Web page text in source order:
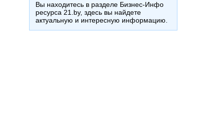
Вы находитесь в разделе Бизнес-Инфо
ресурса 21.by, здесь вы найдете
актуальную и интересную информацию.